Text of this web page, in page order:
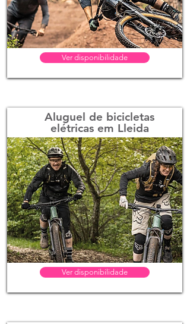
Ver disponibilidade
Aluguel de bicicletas
elétricas em Lleida
Ver disponibilidade